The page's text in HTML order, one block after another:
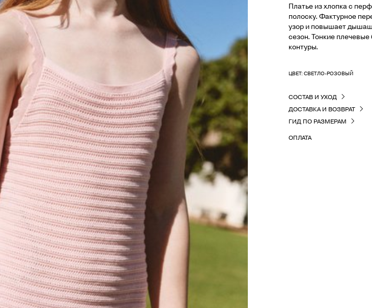
Платье из хлопка с
полоску. Фактурное
узор и повышает
сезон. Тонкие
контуры.
ЦВЕТ: СВЕТЛО-РОЗОВЫЙ
СОСТАВ И УХОД
ДОСТАВКА И ВОЗВРАТ
ГИД ПО РАЗМЕРАМ
ОПЛАТА